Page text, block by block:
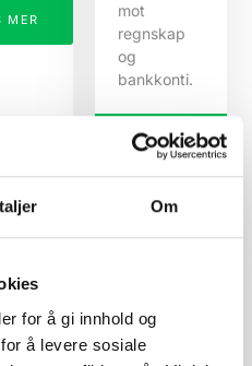
Om
for å gi innhold og
å levere sosiale
MER
mot
regnskap
og
bankkonti.
LES MER